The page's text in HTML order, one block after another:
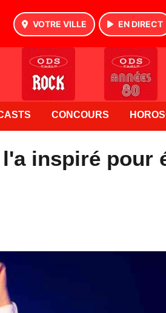
VOTRE VILLE EN DIRECT
CONCOURS
inspiré pour